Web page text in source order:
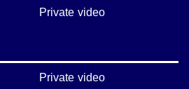
Private video
Private video